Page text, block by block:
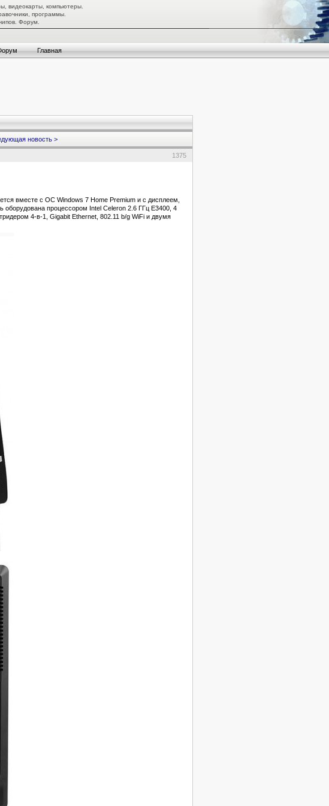
видеокарты, компьютеры.
программы.
Форум.
Главная
новость >
1375
вместе с ОС Windows 7 Home Premium и с дисплеем,
процессором Intel Celeron 2.6 ГГц E3400, 4
4-в-1, Gigabit Ethernet, 802.11 b/g WiFi и двумя